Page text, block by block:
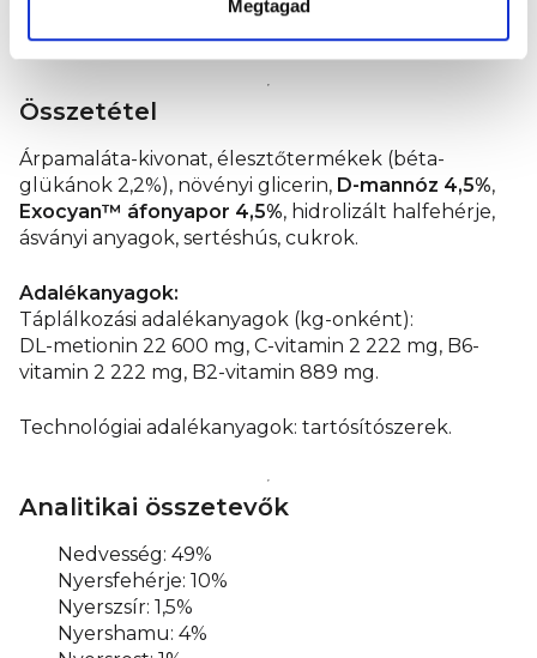
Megtagad
csak olyan összetevőkkel, amelyeknek világos
céljuk van.
Összetétel
Árpamaláta-kivonat, élesztőtermékek (béta-
glükánok 2,2%), növényi glicerin, D-mannóz 4,5%,
Exocyan™ áfonyapor 4,5%, hidrolizált halfehérje,
ásványi anyagok, sertéshús, cukrok.
Adalékanyagok:
Táplálkozási adalékanyagok (kg-onként):
DL-metionin 22 600 mg, C-vitamin 2 222 mg, B6-
vitamin 2 222 mg, B2-vitamin 889 mg.
Technológiai adalékanyagok: tartósítószerek.
Analitikai összetevők
Nedvesség: 49%
Nyersfehérje: 10%
Nyerszsír: 1,5%
Nyershamu: 4%